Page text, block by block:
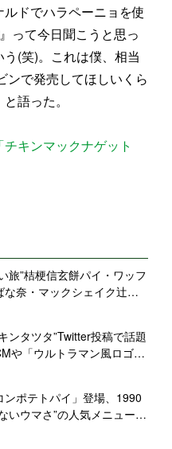
ドでハラペーニョを使
って今日聞こうと思っ
(笑)。これは僕、相当
ンで発売してほしいくら
語った。
キンマックナゲット
旅”桔梗信玄餅パイ・ワッフ
な奈・マックシェイク辻利
ンタツタ”Twitter投稿で話題
や「ウルトラマン風ロゴメ
ンポテトパイ」登場、1990
いウマさ”の人気メニュー、